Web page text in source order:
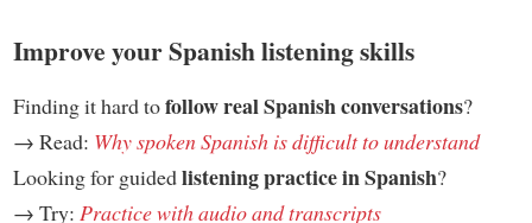
Improve your Spanish listening skills
Finding it hard tofollow real Spanish conversations?
→ Read: Why spoken Spanish is difficult to understand
Looking for guidedlistening practice in Spanish?
→ Try: Practice with audio and transcripts